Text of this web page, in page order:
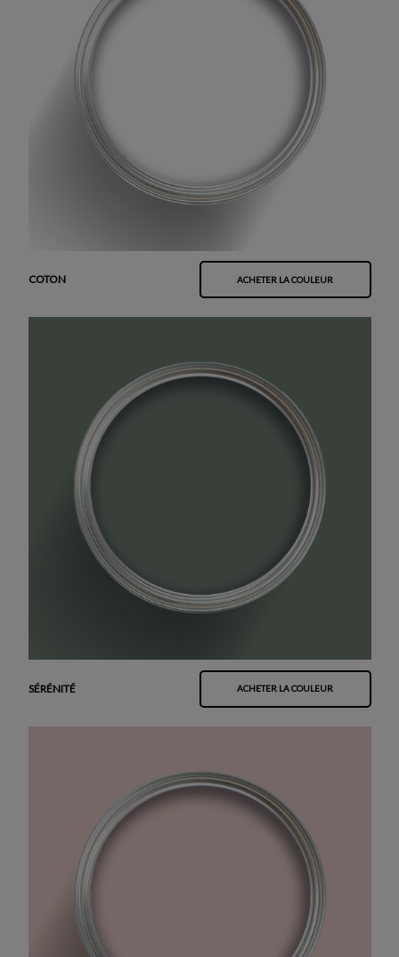
COTON ACHETER LA COULEUR
SÉRÉNITÉ ACHETER LA COULEUR